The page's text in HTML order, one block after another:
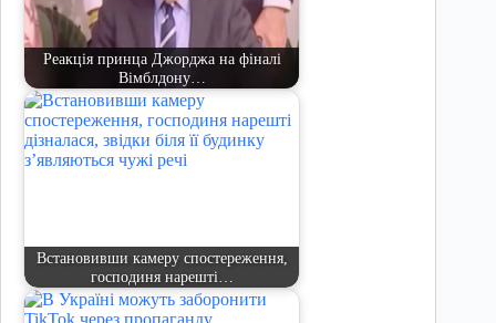
Реакція принца Джорджа на фіналі
Вімблдону…
Встановивши камеру спостереження,
господиня нарешті…